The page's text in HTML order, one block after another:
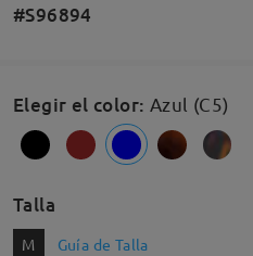
#S96894
Elegir el color: Azul (C5)
Talla
M Guía de Talla